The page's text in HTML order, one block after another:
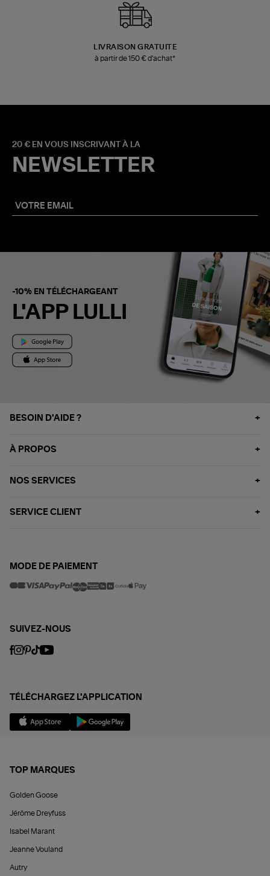
LIVRAISON GRATUITE
à partir de 150 € d'achat*
20 € EN VOUS INSCRIVANT À LA
NEWSLETTER
-10% EN TÉLÉCHARGEANT
L'APP LULLI
BESOIN D'AIDE ?
À PROPOS
NOS SERVICES
SERVICE CLIENT
MODE DE PAIEMENT
SUIVEZ-NOUS
TÉLÉCHARGEZ L'APPLICATION
TOP MARQUES
Golden Goose
Jérôme Dreyfuss
Isabel Marant
Jeanne Vouland
Autry